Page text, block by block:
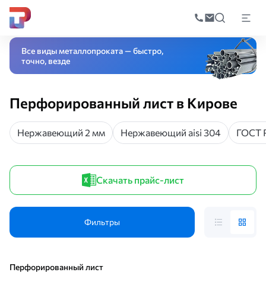
по
Главная Перфорированный лист
Все виды металлопроката — быстро,
точно, везде
Перфорированный лист в Кирове
Нержавеющий 2 мм Нержавеющий aisi 304 ГОСТ
Скачать прайс-лист
Фильтры
Перфорированный лист